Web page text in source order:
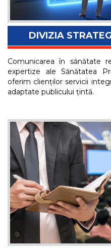
DIVIZIA
Comunicarea în sănătate
expertize ale Sănătatea
oferim clienților servicii
adaptate publicului țintă.